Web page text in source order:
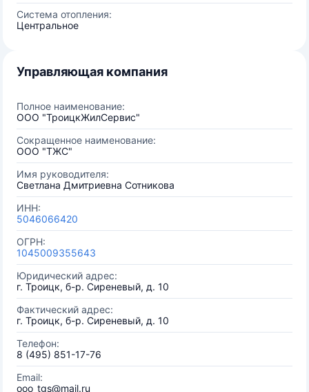
Система отопления:
Центральное
Управляющая компания
Полное наименование:
ООО "ТроицкЖилСервис"
Сокращенное наименование:
ООО "ТЖС"
Имя руководителя:
Светлана Дмитриевна Сотникова
ИНН:
5046066420
ОГРН:
1045009355643
Юридический адрес:
г. Троицк, б-р. Сиреневый, д. 10
Фактический адрес:
г. Троицк, б-р. Сиреневый, д. 10
Телефон:
8 (495) 851-17-76
Email:
ooo_tgs@mail.ru